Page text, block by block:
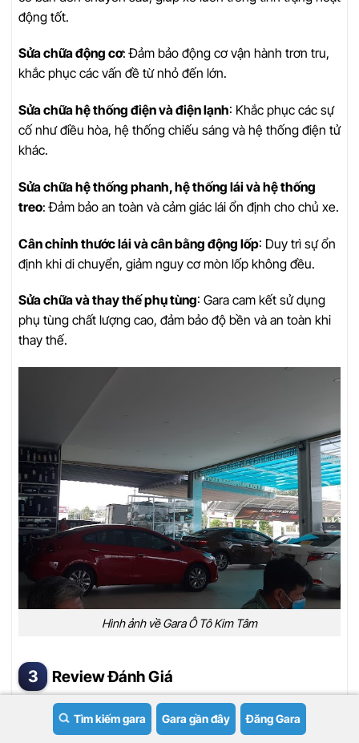
động tốt.
Sửa chữa động cơ: Đảm bảo động cơ vận hành trơn tru,
khắc phục các vấn đề từ nhỏ đến lớn.
Sửa chữa hệ thống điện và điện lạnh: Khắc phục các sự
cố như điều hòa, hệ thống chiếu sáng và hệ thống điện tử
khác.
Sửa chữa hệ thống phanh, hệ thống lái và hệ thống
treo: Đảm bảo an toàn và cảm giác lái ổn định cho chủ xe.
Cân chỉnh thước lái và cân bằng động lốp: Duy trì sự ổn
định khi di chuyển, giảm nguy cơ mòn lốp không đều.
Sửa chữa và thay thế phụ tùng: Gara cam kết sử dụng
phụ tùng chất lượng cao, đảm bảo độ bền và an toàn khi
thay thế.
Hình ảnh về Gara Ô Tô Kim Tâm
Review Đánh Giá
Đánh Giá Của Garageoto.vn
Theo các chuyên gia tại Garageoto.vn ,Gara Ô Tô Kim
Tìm kiếm gara Gara gần đây Đăng Gara